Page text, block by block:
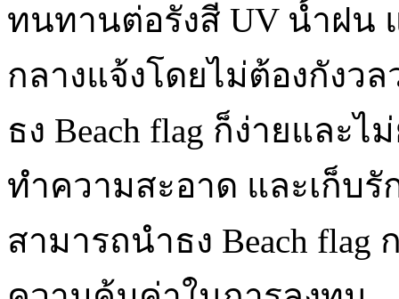
ทนทานต่อรังสี UV น้ำฝน
กลางแจ้งโดยไม่ต้องกังว
ธง Beach flag ก็ง่ายและ
ทำความสะอาด และเก็บ
สามารถนำธง Beach